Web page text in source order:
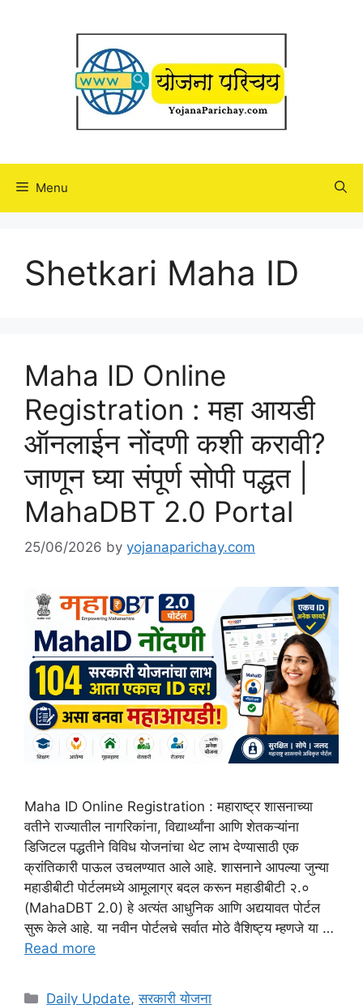
Menu
Shetkari Maha ID
Maha ID Online
Registration : महा आयडी
ऑनलाईन नोंदणी कशी करावी?
जाणून घ्या संपूर्ण सोपी पद्धत |
MahaDBT 2.0 Portal
25/06/2026 by yojanaparichay.com
Maha ID Online Registration : महाराष्ट्र शासनाच्या
वतीने राज्यातील नागरिकांना, विद्यार्थ्यांना आणि शेतकऱ्यांना
डिजिटल पद्धतीने विविध योजनांचा थेट लाभ देण्यासाठी एक
क्रांतिकारी पाऊल उचलण्यात आले आहे. शासनाने आपल्या जुन्या
महाडीबीटी पोर्टलमध्ये आमूलाग्र बदल करून महाडीबीटी २.०
(MahaDBT 2.0) हे अत्यंत आधुनिक आणि अद्ययावत पोर्टल
सुरू केले आहे. या नवीन पोर्टलचे सर्वात मोठे वैशिष्ट्य म्हणजे या …
Read more
Categories
Daily Update,सरकारी योजना